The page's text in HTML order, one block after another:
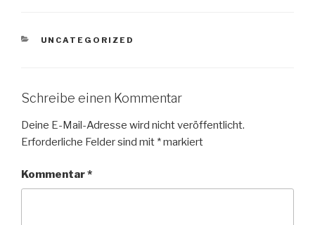
KATEGORIEN
UNCATEGORIZED
Schreibe einen Kommentar
Deine E-Mail-Adresse wird nicht veröffentlicht.
Erforderliche Felder sind mit *markiert
Kommentar*